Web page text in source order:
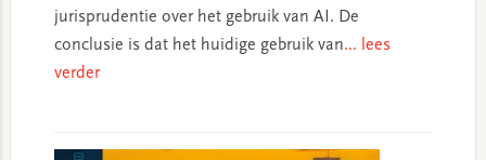
jurisprudentie over het gebruik van AI. De
conclusie is dat het huidige gebruik van... lees
verder